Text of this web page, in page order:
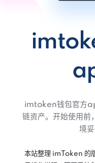
imtoken钱包官方
链资产。开始使用前
境
本站整理 imToken 的